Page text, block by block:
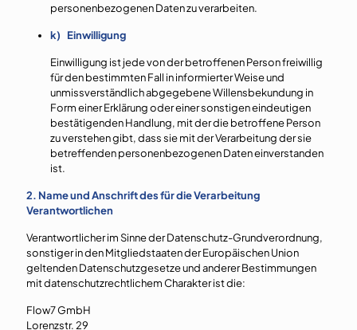
personenbezogenen Daten zu verarbeiten.
k) Einwilligung
Einwilligung ist jede von der betroffenen Person freiwillig
für den bestimmten Fall in informierter Weise und
unmissverständlich abgegebene Willensbekundung in
Form einer Erklärung oder einer sonstigen eindeutigen
bestätigenden Handlung, mit der die betroffene Person
zu verstehen gibt, dass sie mit der Verarbeitung der sie
betreffenden personenbezogenen Daten einverstanden
ist.
2. Name und Anschrift des für die Verarbeitung
Verantwortlichen
Verantwortlicher im Sinne der Datenschutz-Grundverordnung,
sonstiger in den Mitgliedstaaten der Europäischen Union
geltenden Datenschutzgesetze und anderer Bestimmungen
mit datenschutzrechtlichem Charakter ist die:
Flow7 GmbH
Lorenzstr. 29